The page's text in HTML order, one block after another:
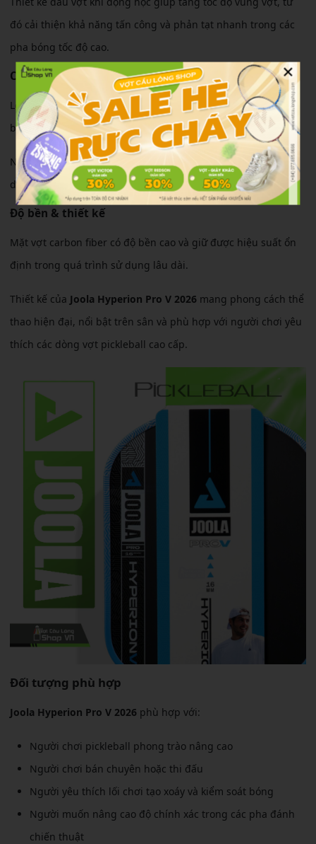
đó cải thiện khả năng tấn công và phản tạt nhanh trong các
pha bóng tốc độ cao.
Cảm giác sử dụng
Lõi polymer honeycomb dày giúp giảm rung khi tiếp xúc
bóng, mang lại cảm giác đánh ổn định và chắc tay.
Người chơi có thể dễ dàng kiểm soát lực đánh trong các pha
dink, volley hoặc điều bóng chiến thuật.
Độ bền & thiết kế
Mặt vợt carbon fiber có độ bền cao và giữ được hiệu suất ổn
định trong quá trình sử dụng lâu dài.
Thiết kế của Joola Hyperion Pro V 2026 mang phong cách thể
thao hiện đại, nổi bật trên sân và phù hợp với người chơi yêu
thích các dòng vợt pickleball cao cấp.
Đối tượng phù hợp
Joola Hyperion Pro V 2026 phù hợp với:
Người chơi pickleball phong trào nâng cao
Người chơi bán chuyên hoặc thi đấu
Người yêu thích lối chơi tạo xoáy và kiểm soát bóng
Người muốn nâng cao độ chính xác trong các pha đánh
chiến thuật
×